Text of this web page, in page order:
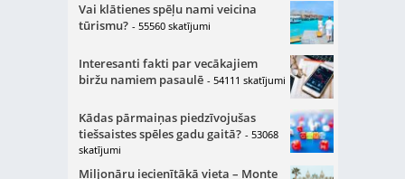
Vai klātienes spēļu nami veicina
tūrismu? - 55560 skatījumi
Interesanti fakti par vecākajiem
biržu namiem pasaulē - 54111 skatījumi
Kādas pārmaiņas piedzīvojušas
tiešsaistes spēles gadu gaitā? - 53068
skatījumi
Miljonāru iecienītākā vieta – Monte